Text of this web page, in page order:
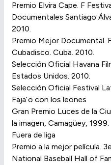
Premio Elvira Cape. F
Documentales Santiago
2010.
Premio Mejor Documental.
Cubadisco. Cuba. 2010.
Selección Oficial Havana
Estados Unidos. 2010.
Selección Oficial Festival
Faja´o con los leones
Gran Premio Luces de la
la imagen, Camagüey, 1999.
Fuera de liga
Premio a la mejor película.
National Baseball Hall of